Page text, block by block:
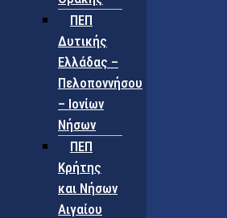
ΠΕΠ
Δυτικής
Ελλάδας –
Πελοποννήσου
– Ιονίων
Νήσων
ΠΕΠ
Κρήτης
και Νήσων
Αιγαίου